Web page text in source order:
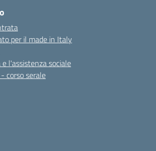
per il made in Italy
l'assistenza sociale
corso serale